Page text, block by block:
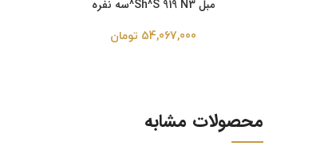
مبل Sh^S 919 N3^سه نفره
54,067,000 تومان
محصولات مشابه